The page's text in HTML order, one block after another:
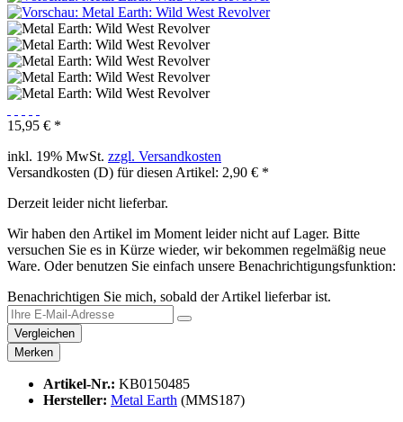
15,95 € *
inkl. 19% MwSt. zzgl. Versandkosten
Versandkosten (D) für diesen Artikel: 2,90 € *
Derzeit leider nicht lieferbar.
Wir haben den Artikel im Moment leider nicht auf Lager. Bitte
versuchen Sie es in Kürze wieder, wir bekommen regelmäßig neue
Ware. Oder benutzen Sie einfach unsere Benachrichtigungsfunktion:
Benachrichtigen Sie mich, sobald der Artikel lieferbar ist.
Vergleichen
Merken
Artikel-Nr.: KB0150485
Hersteller: Metal Earth (MMS187)